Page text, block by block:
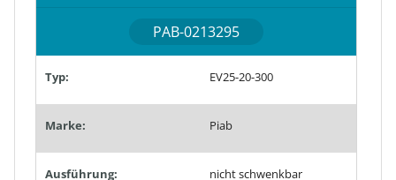
PAB-0213295
Typ: EV25-20-300
Marke: Piab
Ausführung: nicht schwenkbar